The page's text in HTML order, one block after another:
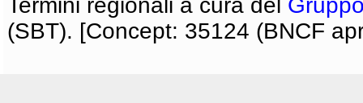
Termini regionali a cura del
(SBT). [Concept: 35124 (BNCF